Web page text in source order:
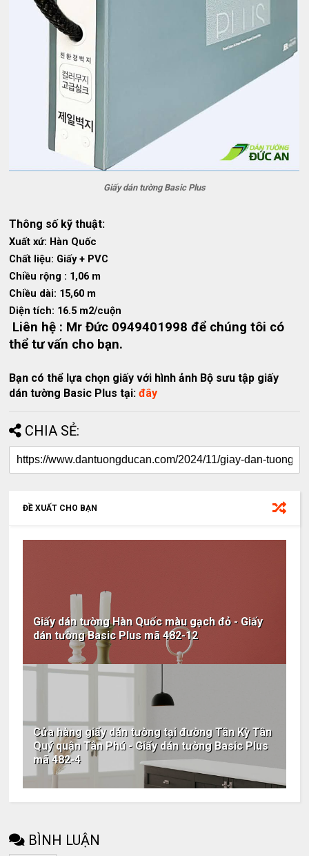
Giấy dán tường Basic Plus
Thông số kỹ thuật:
Xuất xứ: Hàn Quốc
Chất liệu: Giấy + PVC
Chiều rộng : 1,06 m
Chiều dài: 15,60 m
Diện tích: 16.5 m2/cuộn
Liên hệ : Mr Đức 0949401998 để chúng tôi có
thể tư vấn cho bạn.
Bạn có thể lựa chọn giấy với hình ảnh Bộ sưu tập giấy
dán tường Basic Plus tại:đây
CHIA SẺ:
ĐỀ XUẤT CHO BẠN
Giấy dán tường Hàn Quốc màu gạch đỏ - Giấy
dán tường Basic Plus mã 482-12
Cửa hàng giấy dán tường tại đường Tân Kỳ Tân
Quý quận Tân Phú - Giấy dán tường Basic Plus
mã 482-4
BÌNH LUẬN